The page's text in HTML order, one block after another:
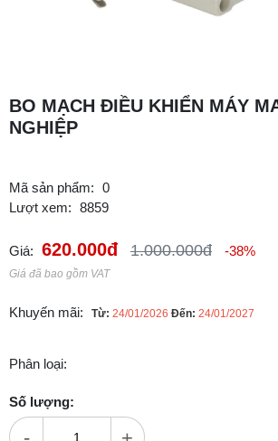
BO MẠCH ĐIỀU KHIỂN MÁY
NGHIỆP
Mã sản phẩm: 0
Lượt xem: 8859
Giá: 620.000đ 1.000.000đ -38%
Giá đã bao gồm VAT
Khuyến mãi: Từ: 24/01/2026 Đến: 24/01/2027
Phân loại:
Số lượng: